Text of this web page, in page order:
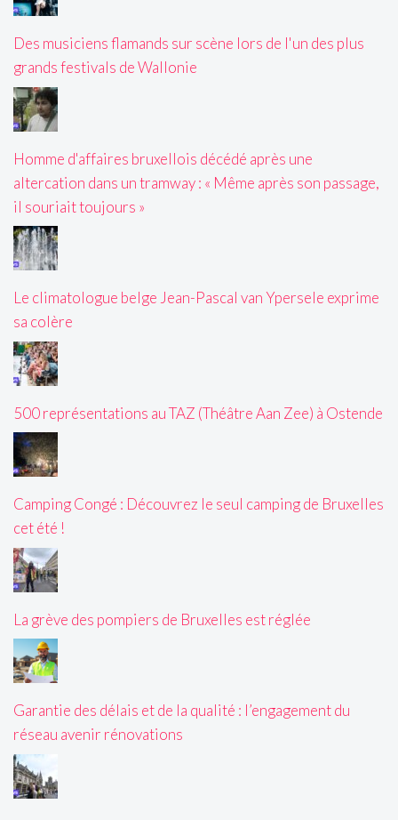
Des musiciens flamands sur scène lors de l'un des plus
grands festivals de Wallonie
Homme d'affaires bruxellois décédé après une
altercation dans un tramway : « Même après son passage,
il souriait toujours »
Le climatologue belge Jean-Pascal van Ypersele exprime
sa colère
500 représentations au TAZ (Théâtre Aan Zee) à Ostende
Camping Congé : Découvrez le seul camping de Bruxelles
cet été !
La grève des pompiers de Bruxelles est réglée
Garantie des délais et de la qualité : l’engagement du
réseau avenir rénovations